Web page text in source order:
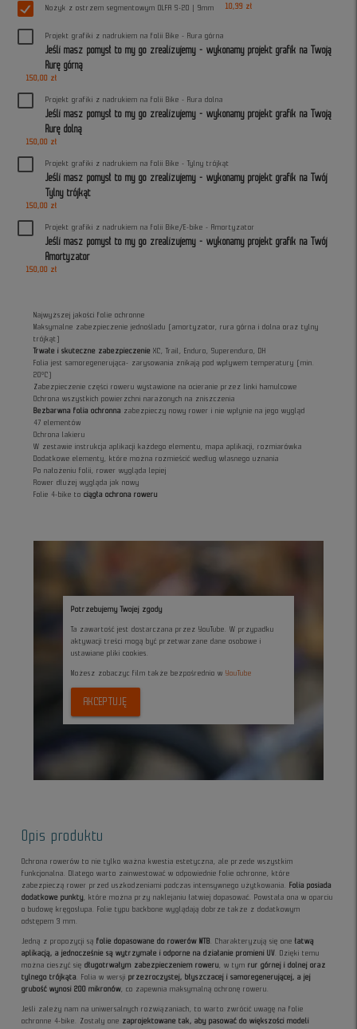
Nożyk z ostrzem segmentowym OLFA S-20 | 9mm 10,39 zł
Projekt grafiki z nadrukiem na folii Bike - Rura górna
Jeśli masz pomysł to my go zrealizujemy - wykonamy projekt grafik na Twoją
Rurę górną
150,00 zł
Projekt grafiki z nadrukiem na folii Bike - Rura dolna
Jeśli masz pomysł to my go zrealizujemy - wykonamy projekt grafik na Twoją
Rurę dolną
150,00 zł
Projekt grafiki z nadrukiem na folii Bike - Tylny trójkąt
Jeśli masz pomysł to my go zrealizujemy - wykonamy projekt grafik na Twój
Tylny trójkąt
150,00 zł
Projekt grafiki z nadrukiem na folii Bike/E-bike - Amortyzator
Jeśli masz pomysł to my go zrealizujemy - wykonamy projekt grafik na Twój
Amortyzator
150,00 zł
Najwyższej jakości folie ochronne
Maksymalne zabezpieczenie jednośladu (amortyzator, rura górna i dolna oraz tylny
trójkąt)
Trwałe i skuteczne zabezpieczenieXC, Trail, Enduro, Superenduro, DH
Folia jest samoregenerująca- zarysowania znikają pod wpływem temperatury (min.
20°C)
Zabezpieczenie części roweru wystawione na ocieranie przez linki hamulcowe
Ochrona wszystkich powierzchni narażonych na zniszczenia
Bezbarwna folia ochronna zabezpieczy nowy rower i nie wpłynie na jego wygląd
47 elementów
Ochrona lakieru
W zestawie instrukcja aplikacji każdego elementu, mapa aplikacji, rozmiarówka
Dodatkowe elementy, które można rozmieścić według własnego uznania
Po nałożeniu folii, rower wygląda lepiej
Rower dłużej wygląda jak nowy
Folie 4-bike tociągła ochrona roweru
Potrzebujemy Twojej zgody
Ta zawartość jest dostarczana przez YouTube. W przypadku
aktywacji treści mogą być przetwarzane dane osobowe i
ustawiane pliki cookies.
Możesz zobaczyc film także bezpośrednio w YouTube
AKCEPTUJĘ
Opis produktu
Ochrona rowerów to nie tylko ważna kwestia estetyczna, ale przede wszystkim
funkcjonalna. Dlatego warto zainwestować w odpowiednie folie ochronne, które
zabezpieczą rower przed uszkodzeniami podczas intensywnego użytkowania. Folia posiada
dodatkowe punkty
, które można przy naklejaniu łatwiej dopasować. Powstała ona w oparciu
o budowę kręgosłupa. Folie typu backbone wyglądają dobrze także z dodatkowym
odstępem 3 mm.
Jedną z propozycji są folie dopasowane do rowerów MTB . Charakteryzują się one łatwą
aplikacją, a jednocześnie są wytrzymałe i odporne na działanie promieni UV . Dzięki temu
można cieszyć siędługotrwałym zabezpieczeniem roweru , w tymrur górnej i dolnej oraz
tylnego trójkąta
. Folia w wersjiprzezroczystej, błyszczacej i samoregenerującej, a jej
grubość wynosi 200 mikronów , co zapewnia maksymalną ochronę roweru.
Jeśli zależy nam na uniwersalnych rozwiązaniach, to warto zwrócić uwagę na folie
ochronne 4-bike. Zostały one zaprojektowane tak, aby pasować do większości modeli